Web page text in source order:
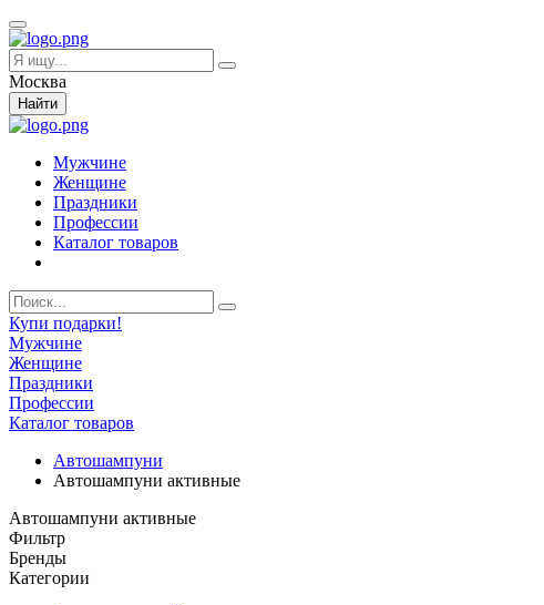
Москва
Найти
Мужчине
Женщине
Праздники
Профессии
Каталог товаров
Купи подарки!
Мужчине
Женщине
Праздники
Профессии
Каталог товаров
Автошампуни
Автошампуни активные
Автошампуни активные
Фильтр
Бренды
Категории